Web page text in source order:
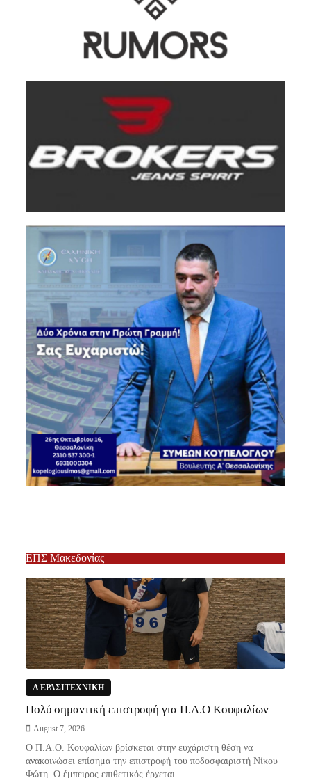
ΕΠΣ Μακεδονίας
Α ΕΡΑΣΙΤΕΧΝΙΚΗ
Πολύ σημαντική επιστροφή για Π.Α.Ο Κουφαλίων
August 7, 2026
Ο Π.Α.Ο. Κουφαλίων βρίσκεται στην ευχάριστη θέση να
ανακοινώσει επίσημα την επιστροφή του ποδοσφαιριστή Νίκου
Φώτη. Ο έμπειρος επιθετικός έρχεται...